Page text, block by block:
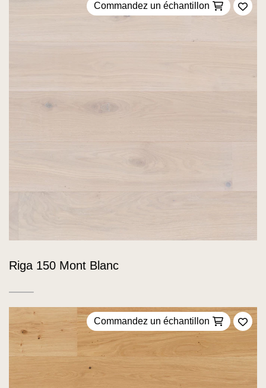
Commandez un échantillon
Riga 150 Mont Blanc
Commandez un échantillon